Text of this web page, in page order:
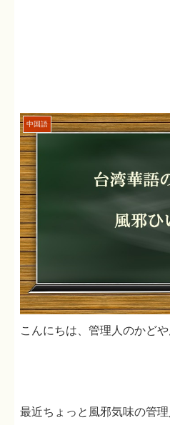
中国語
こんにちは、管理人のかどや
最近ちょっと風邪気味の管理